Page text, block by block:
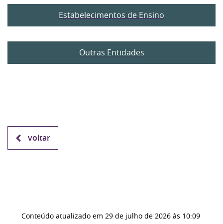
Estabelecimentos de Ensino
Outras Entidades
voltar
Conteúdo atualizado em 29 de julho de 2026 às 10:09